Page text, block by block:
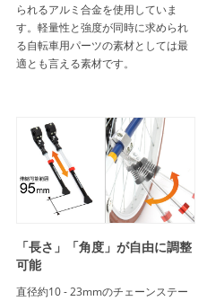
られるアルミ合金を使用していま
す。軽量性と強度が同時に求められ
る自転車用パーツの素材としては最
適とも言える素材です。
「長さ」「角度」が自由に調整
可能
直径約10 - 23mmのチェーンステー